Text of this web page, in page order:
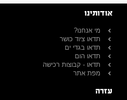
אודותינו
מי אנחנו?
תדאו ציוד כושר
תדאו בגדי ים
תדאו הום
תדאו - קבוצות רכישה
מפת אתר
עזרה